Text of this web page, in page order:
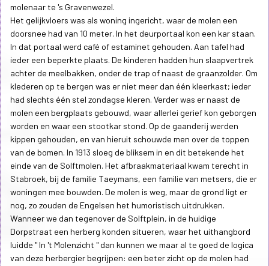
molenaar te 's Gravenwezel.
Het gelijkvloers was als woning ingericht, waar de molen een
doorsnee had van 10 meter. In het deurportaal kon een kar staan.
In dat portaal werd café of estaminet gehouden. Aan tafel had
ieder een beperkte plaats. De kinderen hadden hun slaapvertrek
achter de meelbakken, onder de trap of naast de graanzolder. Om
klederen op te bergen was er niet meer dan één kleerkast; ieder
had slechts één stel zondagse kleren. Verder was er naast de
molen een bergplaats gebouwd, waar allerlei gerief kon geborgen
worden en waar een stootkar stond. Op de gaanderij werden
kippen gehouden, en van hieruit schouwde men over de toppen
van de bomen. In 1913 sloeg de bliksem in en dit betekende het
einde van de Solftmolen. Het afbraakmateriaal kwam terecht in
Stabroek, bij de familie Taeymans, een familie van metsers, die er
woningen mee bouwden. De molen is weg, maar de grond ligt er
nog, zo zouden de Engelsen het humoristisch uitdrukken.
Wanneer we dan tegenover de Solftplein, in de huidige
Dorpstraat een herberg konden situeren, waar het uithangbord
luidde " In 't Molenzicht " dan kunnen we maar al te goed de logica
van deze herbergier begrijpen: een beter zicht op de molen had